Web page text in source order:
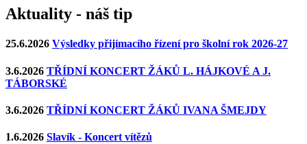
Aktuality - náš tip
25.6.2026 Výsledky přijímacího řízení pro školní rok 2026-27
3.6.2026 TŘÍDNÍ KONCERT ŽÁKŮ L. HÁJKOVÉ A J.
TÁBORSKÉ
3.6.2026 TŘÍDNÍ KONCERT ŽÁKŮ IVANA ŠMEJDY
1.6.2026 Slavík - Koncert vítězů